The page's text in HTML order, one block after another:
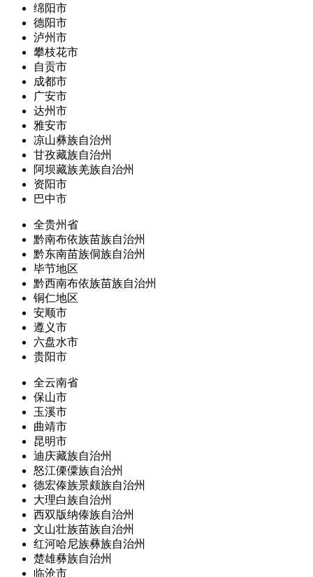
绵阳市
德阳市
泸州市
攀枝花市
自贡市
成都市
广安市
达州市
雅安市
凉山彝族自治州
甘孜藏族自治州
阿坝藏族羌族自治州
资阳市
巴中市
全贵州省
黔南布依族苗族自治州
黔东南苗族侗族自治州
毕节地区
黔西南布依族苗族自治州
铜仁地区
安顺市
遵义市
六盘水市
贵阳市
全云南省
保山市
玉溪市
曲靖市
昆明市
迪庆藏族自治州
怒江傈僳族自治州
德宏傣族景颇族自治州
大理白族自治州
西双版纳傣族自治州
文山壮族苗族自治州
红河哈尼族彝族自治州
楚雄彝族自治州
临沧市